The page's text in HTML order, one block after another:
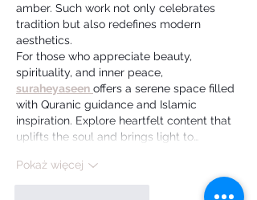
amber. Such work not only celebrates
tradition but also redefines modern
aesthetics.
For those who appreciate beauty,
spirituality, and inner peace,
suraheyaseen offers a serene space filled
with Quranic guidance and Islamic
inspiration. Explore heartfelt content that
uplifts the soul and brings light to…
Pokaż więcej